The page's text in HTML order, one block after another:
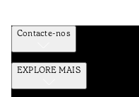
Contacte-nos
EXPLORE MAIS